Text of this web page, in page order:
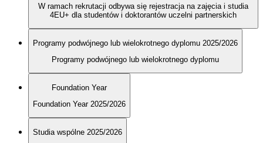
W ramach rekrutacji odbywa się rejestracja na zajęcia i studia
4EU+ dla studentów i doktorantów uczelni partnerskich
Programy podwójnego lub wielokrotnego dyplomu 2025/2026
Programy podwójnego lub wielokrotnego dyplomu
Foundation Year
Foundation Year 2025/2026
Studia wspólne 2025/2026